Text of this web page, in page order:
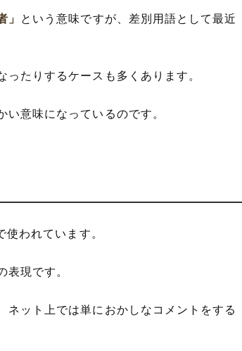
」
という意味ですが、差別用語として最近
たりするケースも多くあります。
意味になっているのです。
われています。
表現です。
ネット上では単におかしなコメントをする